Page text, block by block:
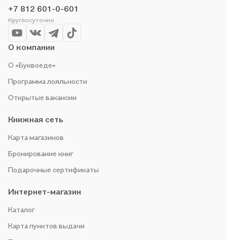
чтобы не упустить выгоду!
+7 812 601-0-601
Круглосуточно
О компании
О «Буквоеде»
Программа лояльности
Открытые вакансии
Книжная сеть
Карта магазинов
Бронирование книг
Подарочные сертификаты
Интернет-магазин
Каталог
Карта пунктов выдачи